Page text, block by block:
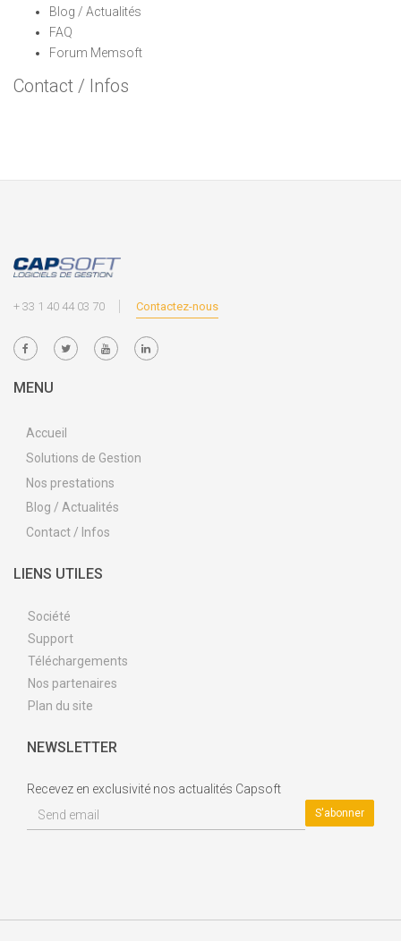
Blog / Actualités
FAQ
Forum Memsoft
Contact / Infos
+ 33 1 40 44 03 70 Contactez-nous
MENU
Accueil
Solutions de Gestion
Nos prestations
Blog / Actualités
Contact / Infos
LIENS UTILES
Société
Support
Téléchargements
Nos partenaires
Plan du site
NEWSLETTER
Recevez en exclusivité nos actualités Capsoft